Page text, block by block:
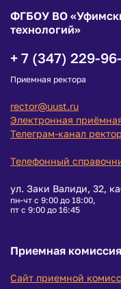
ФГБОУ ВО
технологий»
+ 7 (347) 229-
Приемная ректора
rector@uust.ru
Электронная
Телеграм-канал
Телефонный
ул. Заки Валиди, 32,
пн-чт с 9:00 до 18:00,
пт с 9:00 до 16:45
Приемная комиссия
Сайт приемной